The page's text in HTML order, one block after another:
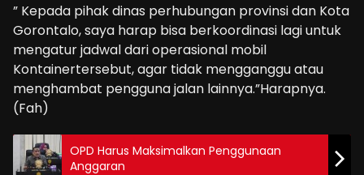
” Kepada pihak dinas perhubungan provinsi dan Kota
Gorontalo, saya harap bisa berkoordinasi lagi untuk
mengatur jadwal dari operasional mobil
Kontainertersebut, agar tidak mengganggu atau
menghambat pengguna jalan lainnya.”Harapnya.
(Fah)
OPD Harus Maksimalkan Penggunaan
Anggaran